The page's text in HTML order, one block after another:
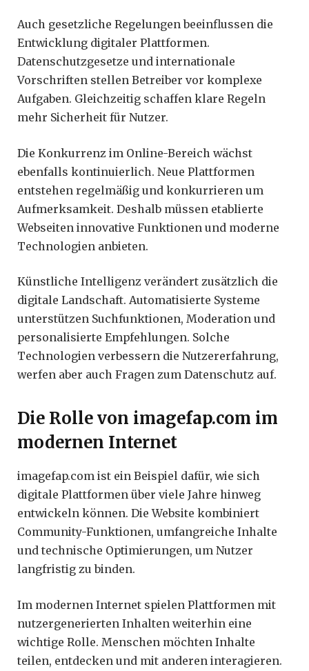
Auch gesetzliche Regelungen beeinflussen die
Entwicklung digitaler Plattformen.
Datenschutzgesetze und internationale
Vorschriften stellen Betreiber vor komplexe
Aufgaben. Gleichzeitig schaffen klare Regeln
mehr Sicherheit für Nutzer.
Die Konkurrenz im Online-Bereich wächst
ebenfalls kontinuierlich. Neue Plattformen
entstehen regelmäßig und konkurrieren um
Aufmerksamkeit. Deshalb müssen etablierte
Webseiten innovative Funktionen und moderne
Technologien anbieten.
Künstliche Intelligenz verändert zusätzlich die
digitale Landschaft. Automatisierte Systeme
unterstützen Suchfunktionen, Moderation und
personalisierte Empfehlungen. Solche
Technologien verbessern die Nutzererfahrung,
werfen aber auch Fragen zum Datenschutz auf.
Die Rolle von imagefap.com im
modernen Internet
imagefap.com ist ein Beispiel dafür, wie sich
digitale Plattformen über viele Jahre hinweg
entwickeln können. Die Website kombiniert
Community-Funktionen, umfangreiche Inhalte
und technische Optimierungen, um Nutzer
langfristig zu binden.
Im modernen Internet spielen Plattformen mit
nutzergenerierten Inhalten weiterhin eine
wichtige Rolle. Menschen möchten Inhalte
teilen, entdecken und mit anderen interagieren.